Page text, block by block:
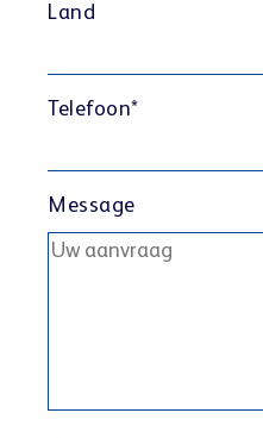
Land
Telefoon*
Message